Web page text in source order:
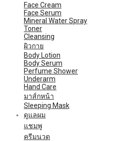
Face Cream
Face Serum
Mineral Water Spray
Toner
Cleansing
ผิวกาย
Body Lotion
Body Serum
Perfume Shower
Underarm
Hand Care
มาส์กหน้า
Sleeping Mask
ดูแลผม
แชมพู
ครีมนวด